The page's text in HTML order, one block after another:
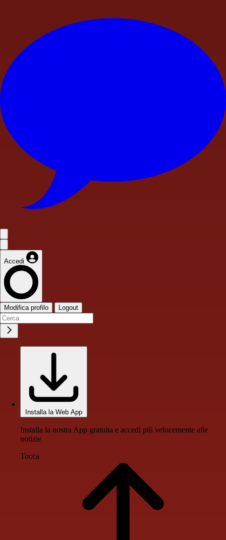
Accedi
Modifica profilo Logout
Installa la Web App
Installa la nostra App gratuita e accedi più velocemente alle
notizie
Tocca